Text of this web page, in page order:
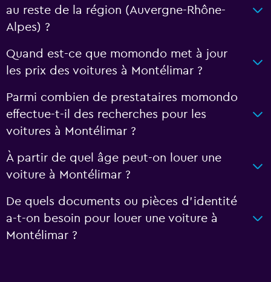
au reste de la région (Auvergne-Rhône-
Alpes) ?
Quand est-ce que momondo met à jour
les prix des voitures à Montélimar ?
Parmi combien de prestataires momondo
effectue-t-il des recherches pour les
voitures à Montélimar ?
À partir de quel âge peut-on louer une
voiture à Montélimar ?
De quels documents ou pièces d'identité
a-t-on besoin pour louer une voiture à
Montélimar ?